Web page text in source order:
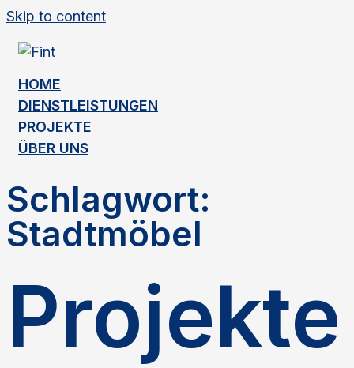
Skip to content
HOME
DIENSTLEISTUNGEN
PROJEKTE
ÜBER UNS
Schlagwort:
Stadtmöbel
Projekte